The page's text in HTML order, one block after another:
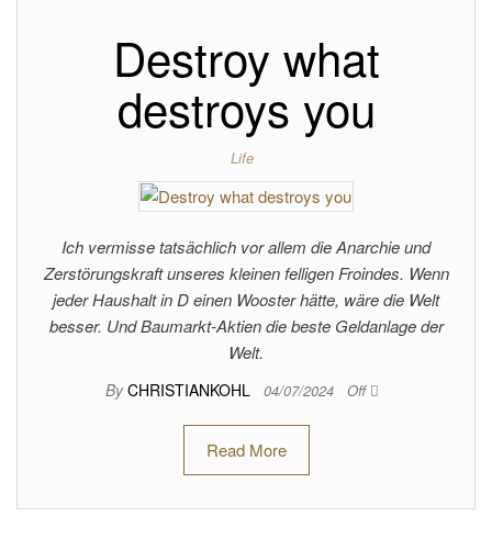
Destroy what
destroys you
Life
Ich vermisse tatsächlich vor allem die Anarchie und
Zerstörungskraft unseres kleinen felligen Froindes. Wenn
jeder Haushalt in D einen Wooster hätte, wäre die Welt
besser. Und Baumarkt-Aktien die beste Geldanlage der
Welt.
By CHRISTIANKOHL 04/07/2024 Off
Read More